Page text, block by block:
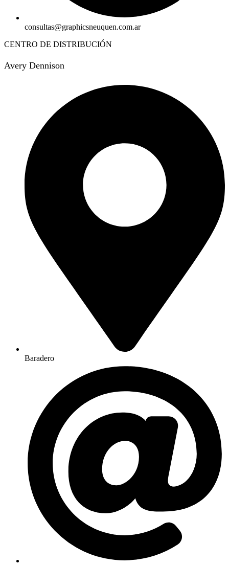
consultas@graphicsneuquen.com.ar
CENTRO DE DISTRIBUCIÓN
Avery Dennison
Baradero